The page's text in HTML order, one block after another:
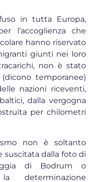
in tutta Europa,
l’accoglienza che
hanno riservato
giunti nei loro
non è stato
temporanee)
nazioni riceventi,
dalla vergogna
per chilometri
non è soltanto
suscitata dalla foto di
di Bodrum o
determinazione